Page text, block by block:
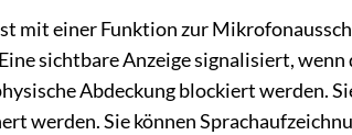
mit einer Funktion zur
sichtbare Anzeige signalisiert,
Abdeckung blockiert werden.
werden. Sie können